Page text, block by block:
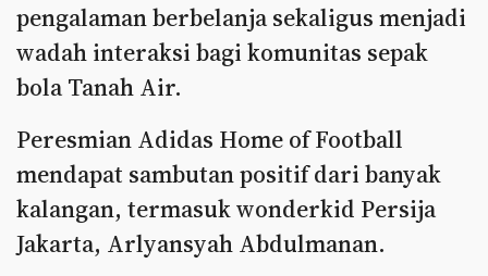
pengalaman berbelanja sekaligus menjadi
wadah interaksi bagi komunitas sepak
bola Tanah Air.
Peresmian Adidas Home of Football
mendapat sambutan positif dari banyak
kalangan, termasuk wonderkid Persija
Jakarta, Arlyansyah Abdulmanan.